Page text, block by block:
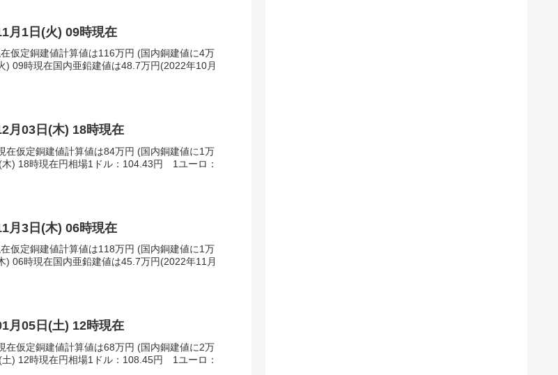
月1日(火) 09時現在
仮定銅建値計算値は116万円 (国内銅建値に4万
09時現在国内亜鉛建値は48.7万円(2022年10月
月03日(木) 18時現在
仮定銅建値計算値は84万円 (国内銅建値に1万
) 18時現在円相場1ドル：104.43円 1ユーロ：
月3日(木) 06時現在
仮定銅建値計算値は118万円 (国内銅建値に1万
06時現在国内亜鉛建値は45.7万円(2022年11月
月05日(土) 12時現在
仮定銅建値計算値は68万円 (国内銅建値に2万
) 12時現在円相場1ドル：108.45円 1ユーロ：